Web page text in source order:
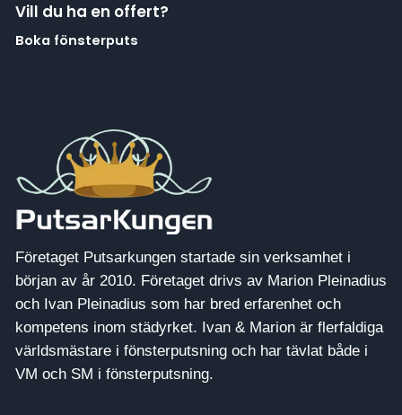
Vill du ha en offert?
Boka fönsterputs
Företaget Putsarkungen startade sin verksamhet i
början av år 2010. Företaget drivs av Marion Pleinadius
och Ivan Pleinadius som har bred erfarenhet och
kompetens inom städyrket. Ivan & Marion är flerfaldiga
världsmästare i fönsterputsning och har tävlat både i
VM och SM i fönsterputsning.